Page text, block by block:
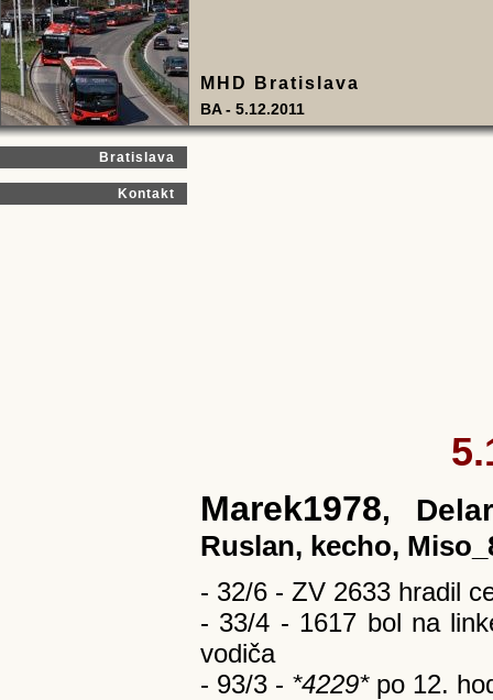
MHD Bratislava
BA - 5.12.2011
Bratislava
Kontakt
Marek1978,
Ruslan, kecho,
- 32/6 - ZV 2633 hradil
- 33/4 - 1617 bol na
vodiča
- 93/3 - *4229*po 12.